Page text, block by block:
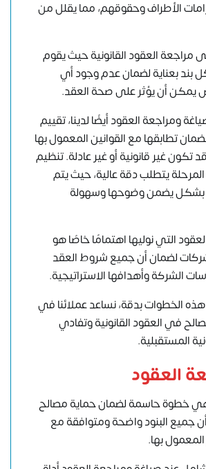
الأطراف وحقوقهم، مما يقلل من
مراجعة العقود القانونية حيث يقوم
بند بعناية لضمان عدم وجود أي
يمكن أن يؤثر على صحة العقد.
ومراجعة العقود أيضًا لدينا، تقييم
لضمان تطابقها مع القوانين المعمول بها
تكون غير قانونية أو غير عادلة. تنظيم
يتطلب دقة عالية، حيث يتم
بشكل يضمن وضوحها وسهولة
التي نوليها اهتمامًا خاصًا هو
لضمان أن جميع شروط العقد
الشركة وأهدافها الاستراتيجية.
الخطوات بدقة، نساعد عملائنا في
في العقود القانونية وتفادي
المستقبلية.
العقود
خطوة حاسمة لضمان حماية مصالح
جميع البنود واضحة ومتوافقة مع
المعمول بها.